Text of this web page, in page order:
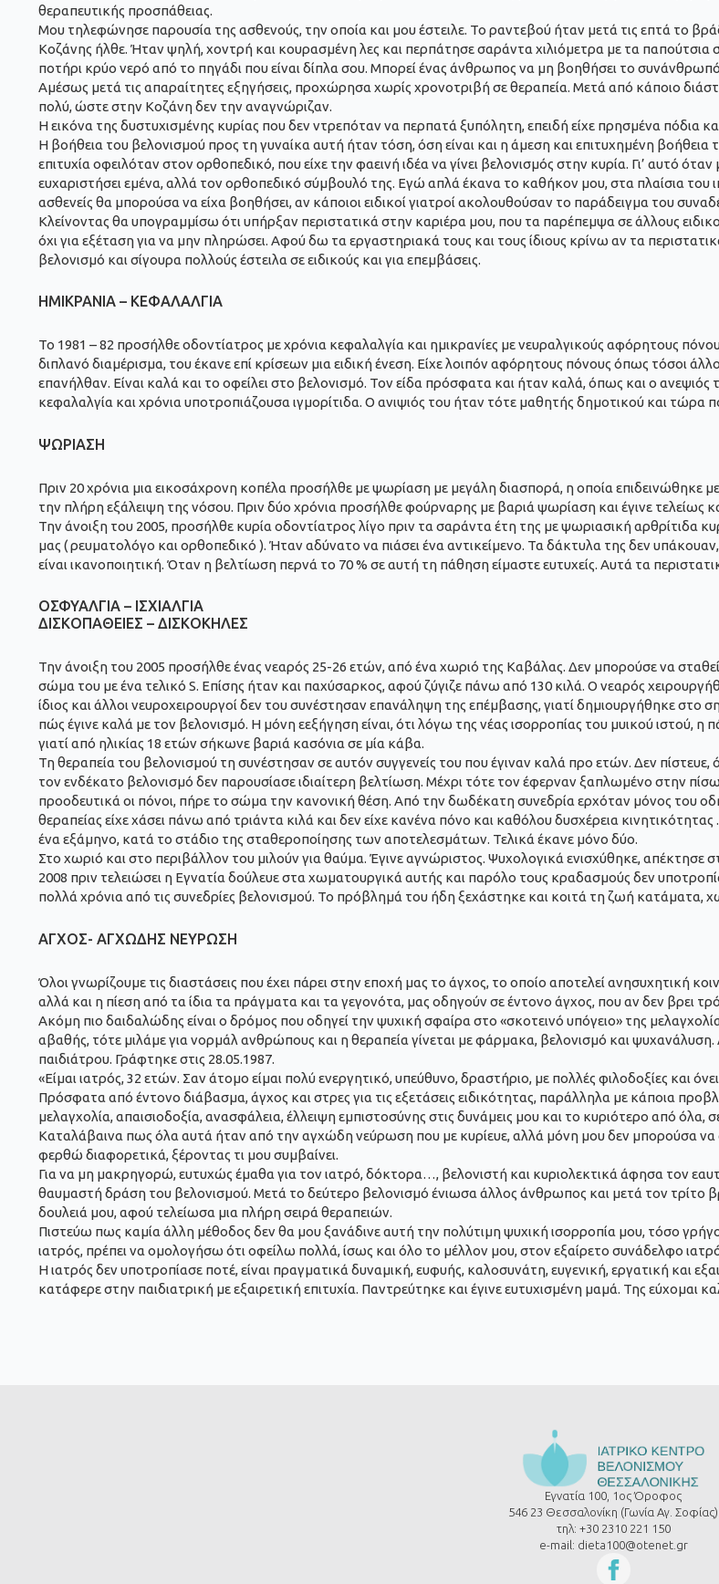
θεραπευτικής προσπάθειας.
Μου τηλεφώνησε παρουσία της ασθενούς, την οποία και μου έστειλε. Το ραντεβού ήταν μετά τις επτά το
Κοζάνης ήλθε. Ήταν ψηλή, χοντρή και κουρασμένη λες και περπάτησε σαράντα χιλιόμετρα με τα
ποτήρι κρύο νερό από το πηγάδι που είναι δίπλα σου. Μπορεί ένας άνθρωπος να μη βοηθήσει το
Αμέσως μετά τις απαραίτητες εξηγήσεις, προχώρησα χωρίς χρονοτριβή σε θεραπεία. Μετά από κάποιο
πολύ, ώστε στην Κοζάνη δεν την αναγνώριζαν.
Η εικόνα της δυστυχισμένης κυρίας που δεν ντρεπόταν να περπατά ξυπόλητη, επειδή είχε πρησμένα πόδια
Η βοήθεια του βελονισμού προς τη γυναίκα αυτή ήταν τόση, όση είναι και η άμεση και επιτυχημένη
επιτυχία οφειλόταν στον ορθοπεδικό, που είχε την φαεινή ιδέα να γίνει βελονισμός στην κυρία. Γι’ αυτό
ευχαριστήσει εμένα, αλλά τον ορθοπεδικό σύμβουλό της. Εγώ απλά έκανα το καθήκον μου, στα πλαίσια
ασθενείς θα μπορούσα να είχα βοηθήσει, αν κάποιοι ειδικοί γιατροί ακολουθούσαν το παράδειγμα του
Κλείνοντας θα υπογραμμίσω ότι υπήρξαν περιστατικά στην καριέρα μου, που τα παρέπεμψα σε άλλους
όχι για εξέταση για να μην πληρώσει. Αφού δω τα εργαστηριακά τους και τους ίδιους κρίνω αν τα
βελονισμό και σίγουρα πολλούς έστειλα σε ειδικούς και για επεμβάσεις.
ΗΜΙΚΡΑΝΙΑ – ΚΕΦΑΛΑΛΓΙΑ
Το 1981 – 82 προσήλθε οδοντίατρος με χρόνια κεφαλαλγία και ημικρανίες με νευραλγικούς αφόρητους
διπλανό διαμέρισμα, του έκανε επί κρίσεων μια ειδική ένεση. Είχε λοιπόν αφόρητους πόνους όπως τόσοι
επανήλθαν. Είναι καλά και το οφείλει στο βελονισμό. Τον είδα πρόσφατα και ήταν καλά, όπως και ο ανεψιός
κεφαλαλγία και χρόνια υποτροπιάζουσα ιγμορίτιδα. Ο ανιψιός του ήταν τότε μαθητής δημοτικού και τώρα
ΨΩΡΙΑΣΗ
Πριν 20 χρόνια μια εικοσάχρονη κοπέλα προσήλθε με ψωρίαση με μεγάλη διασπορά, η οποία επιδεινώθηκε
την πλήρη εξάλειψη της νόσου. Πριν δύο χρόνια προσήλθε φούρναρης με βαριά ψωρίαση και έγινε τελείως
Την άνοιξη του 2005, προσήλθε κυρία οδοντίατρος λίγο πριν τα σαράντα έτη της με ψωριασική αρθρίτιδα
μας ( ρευματολόγο και ορθοπεδικό ). Ήταν αδύνατο να πιάσει ένα αντικείμενο. Τα δάκτυλα της δεν
είναι ικανοποιητική. Όταν η βελτίωση περνά το 70 % σε αυτή τη πάθηση είμαστε ευτυχείς. Αυτά τα
ΟΣΦΥΑΛΓΙΑ – ΙΣΧΙΑΛΓΙΑ
ΔΙΣΚΟΠΑΘΕΙΕΣ – ΔΙΣΚΟΚΗΛΕΣ
Την άνοιξη του 2005 προσήλθε ένας νεαρός 25-26 ετών, από ένα χωριό της Καβάλας. Δεν μπορούσε να
σώμα του με ένα τελικό S. Επίσης ήταν και παχύσαρκος, αφού ζύγιζε πάνω από 130 κιλά. Ο νεαρός
ίδιος και άλλοι νευροχειρουργοί δεν του συνέστησαν επανάληψη της επέμβασης, γιατί δημιουργήθηκε στο
πώς έγινε καλά με τον βελονισμό. Η μόνη εεξήγηση είναι, ότι λόγω της νέας ισορροπίας του μυικού ιστού,
γιατί από ηλικίας 18 ετών σήκωνε βαριά κασόνια σε μία κάβα.
Τη θεραπεία του βελονισμού τη συνέστησαν σε αυτόν συγγενείς του που έγιναν καλά προ ετών. Δεν
τον ενδέκατο βελονισμό δεν παρουσίασε ιδιαίτερη βελτίωση. Μέχρι τότε τον έφερναν ξαπλωμένο στην
προοδευτικά οι πόνοι, πήρε το σώμα την κανονική θέση. Από την δωδέκατη συνεδρία ερχόταν μόνος του
θεραπείας είχε χάσει πάνω από τριάντα κιλά και δεν είχε κανένα πόνο και καθόλου δυσχέρεια
ένα εξάμηνο, κατά το στάδιο της σταθεροποίησης των αποτελεσμάτων. Τελικά έκανε μόνο δύο.
Στο χωριό και στο περιβάλλον του μιλούν για θαύμα. Έγινε αγνώριστος. Ψυχολογικά ενισχύθηκε, απέκτησε
2008 πριν τελειώσει η Εγνατία δούλευε στα χωματουργικά αυτής και παρόλο τους κραδασμούς δεν
πολλά χρόνια από τις συνεδρίες βελονισμού. Το πρόβλημά του ήδη ξεχάστηκε και κοιτά τη ζωή κατάματα,
ΑΓΧΟΣ- ΑΓΧΩΔΗΣ ΝΕΥΡΩΣΗ
Όλοι γνωρίζουμε τις διαστάσεις που έχει πάρει στην εποχή μας το άγχος, το οποίο αποτελεί
αλλά και η πίεση από τα ίδια τα πράγματα και τα γεγονότα, μας οδηγούν σε έντονο άγχος, που αν δεν βρει
Ακόμη πιο δαιδαλώδης είναι ο δρόμος που οδηγεί την ψυχική σφαίρα στο «σκοτεινό υπόγειο» της
αβαθής, τότε μιλάμε για νορμάλ ανθρώπους και η θεραπεία γίνεται με φάρμακα, βελονισμό και
παιδιάτρου. Γράφτηκε στις 28.05.1987.
«Είμαι ιατρός, 32 ετών. Σαν άτομο είμαι πολύ ενεργητικό, υπεύθυνο, δραστήριο, με πολλές φιλοδοξίες και
Πρόσφατα από έντονο διάβασμα, άγχος και στρες για τις εξετάσεις ειδικότητας, παράλληλα με κάποια
μελαγχολία, απαισιοδοξία, ανασφάλεια, έλλειψη εμπιστοσύνης στις δυνάμεις μου και το κυριότερο από
Καταλάβαινα πως όλα αυτά ήταν από την αγχώδη νεύρωση που με κυρίευε, αλλά μόνη μου δεν μπορούσα
φερθώ διαφορετικά, ξέροντας τι μου συμβαίνει.
Για να μη μακρηγορώ, ευτυχώς έμαθα για τον ιατρό, δόκτορα…, βελονιστή και κυριολεκτικά άφησα τον
θαυμαστή δράση του βελονισμού. Μετά το δεύτερο βελονισμό ένιωσα άλλος άνθρωπος και μετά τον τρίτο
δουλειά μου, αφού τελείωσα μια πλήρη σειρά θεραπειών.
Πιστεύω πως καμία άλλη μέθοδος δεν θα μου ξανάδινε αυτή την πολύτιμη ψυχική ισορροπία μου, τόσο
ιατρός, πρέπει να ομολογήσω ότι οφείλω πολλά, ίσως και όλο το μέλλον μου, στον εξαίρετο συνάδελφο
Η ιατρός δεν υποτροπίασε ποτέ, είναι πραγματικά δυναμική, ευφυής, καλοσυνάτη, ευγενική, εργατική και
κατάφερε στην παιδιατρική με εξαιρετική επιτυχία. Παντρεύτηκε και έγινε ευτυχισμένη μαμά. Της εύχομαι
Εγνατία 100, 1ος Όροφος
546 23 Θεσσαλονίκη (Γωνία Αγ. Σοφίας)
τηλ: +30 2310 221 150
e-mail: dieta100@otenet.gr